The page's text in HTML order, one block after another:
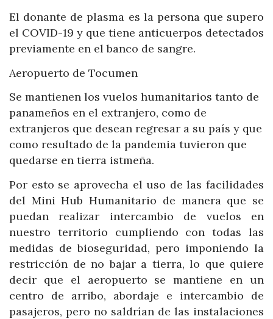
El donante de plasma es la persona que supero
el COVID-19 y que tiene anticuerpos detectados
previamente en el banco de sangre.
Aeropuerto de Tocumen
Se mantienen los vuelos humanitarios tanto de
panameños en el extranjero, como de
extranjeros que desean regresar a su país y que
como resultado de la pandemia tuvieron que
quedarse en tierra istmeña.
Por esto se aprovecha el uso de las facilidades
del Mini Hub Humanitario de manera que se
puedan realizar intercambio de vuelos en
nuestro territorio cumpliendo con todas las
medidas de bioseguridad, pero imponiendo la
restricción de no bajar a tierra, lo que quiere
decir que el aeropuerto se mantiene en un
centro de arribo, abordaje e intercambio de
pasajeros, pero no saldrían de las instalaciones